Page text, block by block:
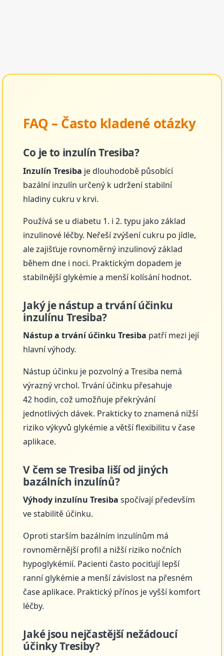
FAQ – Často kladené otázky
Co je to inzulín Tresiba?
Inzulín Tresiba je dlouhodobě působící
bazální inzulín určený k udržení stabilní
hladiny cukru v krvi.
Používá se u diabetu 1. i 2. typu jako základ
inzulinové léčby. Neřeší zvýšení cukru po jídle,
ale zajišťuje rovnoměrný inzulinový základ
během dne i noci. Praktickým dopadem je
stabilnější glykémie a menší kolísání hodnot.
Jaký je nástup a trvání účinku
inzulínu Tresiba?
Nástup a trvání účinku Tresiba patří mezi její
hlavní výhody.
Nástup účinku je pozvolný a Tresiba nemá
výrazný vrchol. Trvání účinku přesahuje
42 hodin, což umožňuje překrývání
jednotlivých dávek. Prakticky to znamená nižší
riziko výkyvů glykémie a větší flexibilitu v čase
aplikace.
V čem se Tresiba liší od jiných
bazálních inzulínů?
Výhody inzulínu Tresiba spočívají především
ve stabilitě účinku.
Oproti starším bazálním inzulínům má
rovnoměrnější profil a nižší riziko nočních
hypoglykémií. Pacienti často pociťují lepší
ranní glykémie a menší závislost na přesném
čase aplikace. Praktický přínos je vyšší komfort
léčby.
Jaké jsou nejčastější nežádoucí
účinky Tresiby?